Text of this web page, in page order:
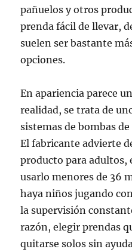
pañuelos y otros
prenda fácil de llevar,
suelen ser bastante
opciones.
En apariencia parece
realidad, se trata de
sistemas de bombas
El fabricante advierte
producto para adultos,
usarlo menores de 36
haya niños jugando
la supervisión
razón, elegir prendas
quitarse solos sin